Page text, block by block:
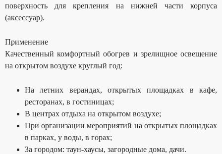
поверхность для крепления на нижней части корпуса
(аксессуар).
Применение
Качественный комфортный обогрев и зрелищное освещение
на открытом воздухе круглый год:
На летних верандах, открытых площадках в кафе,
ресторанах, в гостиницах;
В центрах отдыха на открытом воздухе;
При организации мероприятий на открытых площадках
в парках, у воды, в горах;
За городом: таун-хаусы, загородные дома, дачи.